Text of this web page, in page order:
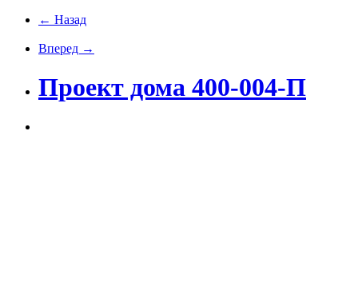
← Назад
Вперед →
Проект дома 400-004-П